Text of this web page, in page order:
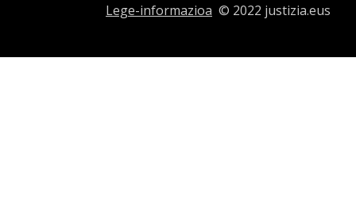
Lege-informazioa © 2022 justizia.eus